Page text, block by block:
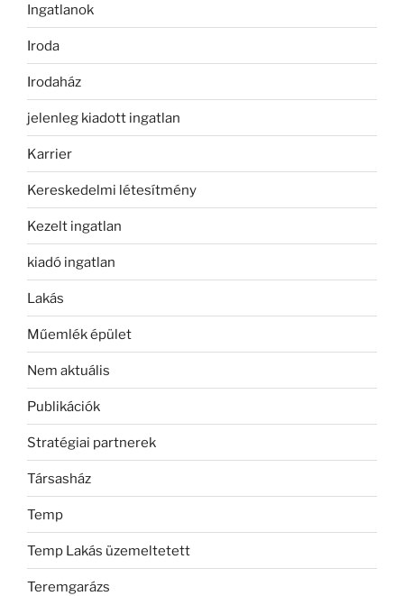
Ingatlanok
Iroda
Irodaház
jelenleg kiadott ingatlan
Karrier
Kereskedelmi létesítmény
Kezelt ingatlan
kiadó ingatlan
Lakás
Műemlék épület
Nem aktuális
Publikációk
Stratégiai partnerek
Társasház
Temp
Temp Lakás üzemeltetett
Teremgarázs